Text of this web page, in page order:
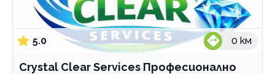
5.0 0 км
Crystal Clear Services Професионално